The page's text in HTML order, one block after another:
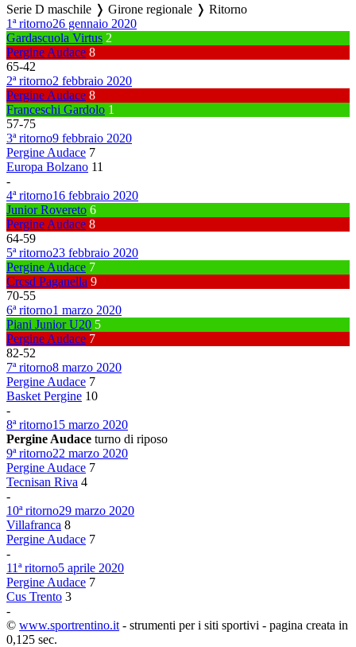
Serie D maschile ❭ Girone regionale ❭ Ritorno
1ª ritorno26 gennaio 2020
Gardascuola Virtus 2
Pergine Audace 8
65-42
2ª ritorno2 febbraio 2020
Pergine Audace 8
Franceschi Gardolo 1
57-75
3ª ritorno9 febbraio 2020
Pergine Audace 7
Europa Bolzano 11
-
4ª ritorno16 febbraio 2020
Junior Rovereto 6
Pergine Audace 8
64-59
5ª ritorno23 febbraio 2020
Pergine Audace 7
Crcsd Paganella 9
70-55
6ª ritorno1 marzo 2020
Piani Junior U20 5
Pergine Audace 7
82-52
7ª ritorno8 marzo 2020
Pergine Audace 7
Basket Pergine 10
-
8ª ritorno15 marzo 2020
Pergine Audace turno di riposo
9ª ritorno22 marzo 2020
Pergine Audace 7
Tecnisan Riva 4
-
10ª ritorno29 marzo 2020
Villafranca 8
Pergine Audace 7
-
11ª ritorno5 aprile 2020
Pergine Audace 7
Cus Trento 3
-
© www.sportrentino.it - strumenti per i siti sportivi - pagina creata in
0,125 sec.